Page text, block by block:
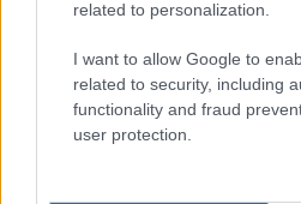
related to personalization.
I want to allow Google to
related to security, including
functionality and fraud
user protection.